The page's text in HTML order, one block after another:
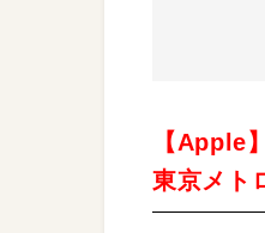
【Apple
東京メト